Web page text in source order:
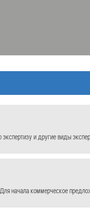
и другие виды
начала коммерческое